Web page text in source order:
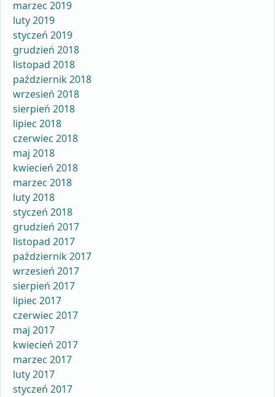
marzec 2019
luty 2019
styczeń 2019
grudzień 2018
listopad 2018
październik 2018
wrzesień 2018
sierpień 2018
lipiec 2018
czerwiec 2018
maj 2018
kwiecień 2018
marzec 2018
luty 2018
styczeń 2018
grudzień 2017
listopad 2017
październik 2017
wrzesień 2017
sierpień 2017
lipiec 2017
czerwiec 2017
maj 2017
kwiecień 2017
marzec 2017
luty 2017
styczeń 2017